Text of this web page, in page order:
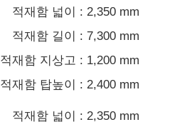
적재함 넓이 : 2,350 mm
적재함 길이 : 7,300 mm
적재함 지상고 : 1,200 mm
적재함 탑높이 : 2,400 mm
적재함 넓이 : 2,350 mm